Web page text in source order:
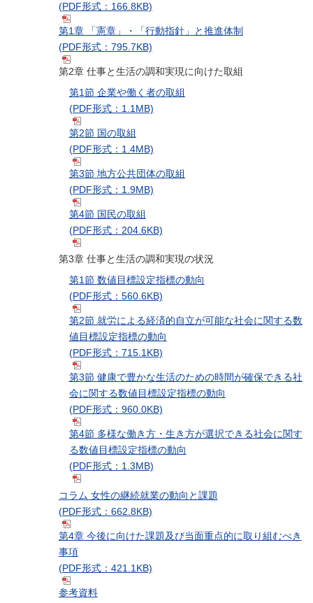
(PDF形式：166.8KB)
第1章 「憲章」・「行動指針」と推進体制
(PDF形式：795.7KB)
第2章 仕事と生活の調和実現に向けた取組
第1節 企業や働く者の取組
(PDF形式：1.1MB)
第2節 国の取組
(PDF形式：1.4MB)
第3節 地方公共団体の取組
(PDF形式：1.9MB)
第4節 国民の取組
(PDF形式：204.6KB)
第3章 仕事と生活の調和実現の状況
第1節 数値目標設定指標の動向
(PDF形式：560.6KB)
第2節 就労による経済的自立が可能な社会に関する数
値目標設定指標の動向
(PDF形式：715.1KB)
第3節 健康で豊かな生活のための時間が確保できる社
会に関する数値目標設定指標の動向
(PDF形式：960.0KB)
第4節 多様な働き方・生き方が選択できる社会に関す
る数値目標設定指標の動向
(PDF形式：1.3MB)
コラム 女性の継続就業の動向と課題
(PDF形式：662.8KB)
第4章 今後に向けた課題及び当面重点的に取り組むべき
事項
(PDF形式：421.1KB)
参考資料